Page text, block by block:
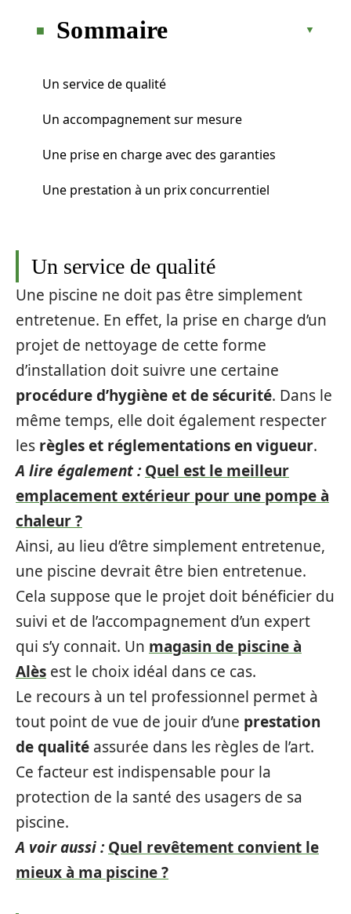
Sommaire
Un service de qualité
Un accompagnement sur mesure
Une prise en charge avec des garanties
Une prestation à un prix concurrentiel
Un service de qualité
Une piscine ne doit pas être simplement
entretenue. En effet, la prise en charge d’un
projet de nettoyage de cette forme
d’installation doit suivre une certaine
procédure d’hygiène et de sécurité. Dans le
même temps, elle doit également respecter
les règles et réglementations en vigueur.
A lire également : Quel est le meilleur
emplacement extérieur pour une pompe à
chaleur ?
Ainsi, au lieu d’être simplement entretenue,
une piscine devrait être bien entretenue.
Cela suppose que le projet doit bénéficier du
suivi et de l’accompagnement d’un expert
qui s’y connait. Un magasin de piscine à
Alès est le choix idéal dans ce cas.
Le recours à un tel professionnel permet à
tout point de vue de jouir d’une prestation
de qualité assurée dans les règles de l’art.
Ce facteur est indispensable pour la
protection de la santé des usagers de sa
piscine.
A voir aussi : Quel revêtement convient le
mieux à ma piscine ?